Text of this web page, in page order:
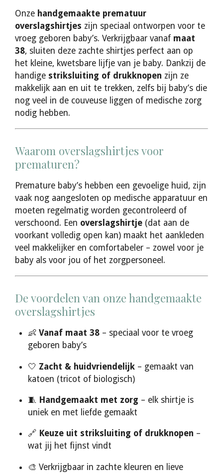
Onze handgemaakte prematuur
overslagshirtjes zijn speciaal ontworpen voor te
vroeg geboren baby’s. Verkrijgbaar vanaf maat
38, sluiten deze zachte shirtjes perfect aan op
het kleine, kwetsbare lijfje van je baby. Dankzij de
handige striksluiting of drukknopen zijn ze
makkelijk aan en uit te trekken, zelfs bij baby’s die
nog veel in de couveuse liggen of medische zorg
nodig hebben.
Waarom overslagshirtjes voor
prematuren?
Premature baby’s hebben een gevoelige huid, zijn
vaak nog aangesloten op medische apparatuur en
moeten regelmatig worden gecontroleerd of
verschoond. Een overslagshirtje (dat aan de
voorkant volledig open kan) maakt het aankleden
veel makkelijker en comfortabeler – zowel voor je
baby als voor jou of het zorgpersoneel.
De voordelen van onze handgemaakte
overslagshirtjes
👶 Vanaf maat 38 – speciaal voor te vroeg
geboren baby’s
🤍 Zacht & huidvriendelijk – gemaakt van
katoen (tricot of biologisch)
🧵 Handgemaakt met zorg – elk shirtje is
uniek en met liefde gemaakt
🔗 Keuze uit striksluiting of drukknopen –
wat jij het fijnst vindt
🎨 Verkrijgbaar in zachte kleuren en lieve